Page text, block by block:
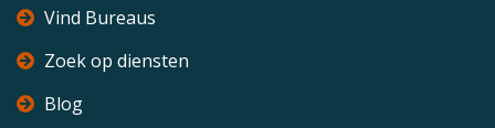
Vind Bureaus
Zoek op diensten
Blog